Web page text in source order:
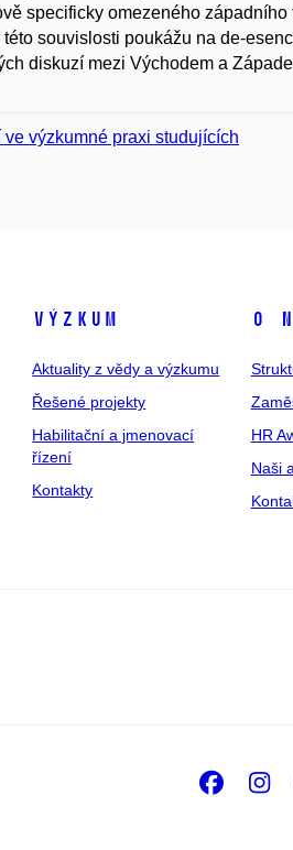
specificky omezeného západního
souvislosti poukážu na de-
diskuzí mezi Východem a
výzkumné praxi studujících
Výzkum
Aktuality z vědy a výzkumu
Řešené projekty
Habilitační a jmenovací
řízení
Kontakty
O
HR
Naši